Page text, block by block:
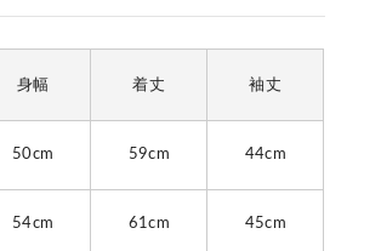
身幅 着丈 袖丈
50cm 59cm 44cm
54cm 61cm 45cm